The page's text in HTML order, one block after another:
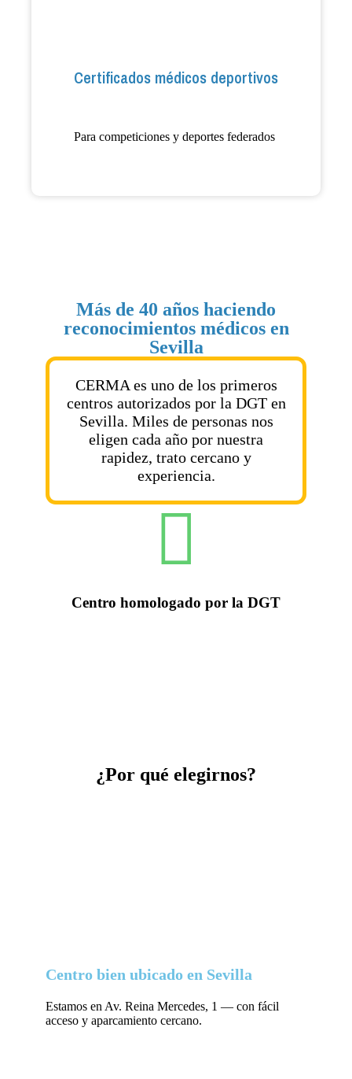
Certificados médicos deportivos
Para competiciones y deportes federados
Más de 40 años haciendo
reconocimientos médicos en
Sevilla
CERMA es uno de los primeros
centros autorizados por la DGT en
Sevilla. Miles de personas nos
eligen cada año por nuestra
rapidez, trato cercano y
experiencia.
Centro homologado por la DGT
¿Por qué elegirnos?
Centro bien ubicado en Sevilla
Estamos en Av. Reina Mercedes, 1 — con fácil
acceso y aparcamiento cercano.